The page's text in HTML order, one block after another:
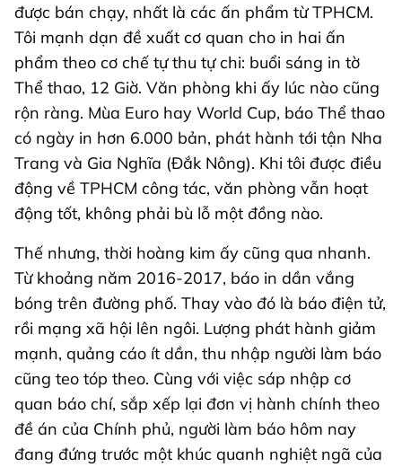
được bán chạy, nhất là các ấn phẩm từ TPHCM.
Tôi mạnh dạn đề xuất cơ quan cho in hai ấn
phẩm theo cơ chế tự thu tự chi: buổi sáng in tờ
Thể thao, 12 Giờ. Văn phòng khi ấy lúc nào cũng
rộn ràng. Mùa Euro hay World Cup, báo Thể thao
có ngày in hơn 6.000 bản, phát hành tới tận Nha
Trang và Gia Nghĩa (Đắk Nông). Khi tôi được điều
động về TPHCM công tác, văn phòng vẫn hoạt
động tốt, không phải bù lỗ một đồng nào.
Thế nhưng, thời hoàng kim ấy cũng qua nhanh.
Từ khoảng năm 2016-2017, báo in dần vắng
bóng trên đường phố. Thay vào đó là báo điện tử,
rồi mạng xã hội lên ngôi. Lượng phát hành giảm
mạnh, quảng cáo ít dần, thu nhập người làm báo
cũng teo tóp theo. Cùng với việc sáp nhập cơ
quan báo chí, sắp xếp lại đơn vị hành chính theo
đề án của Chính phủ, người làm báo hôm nay
đang đứng trước một khúc quanh nghiệt ngã của